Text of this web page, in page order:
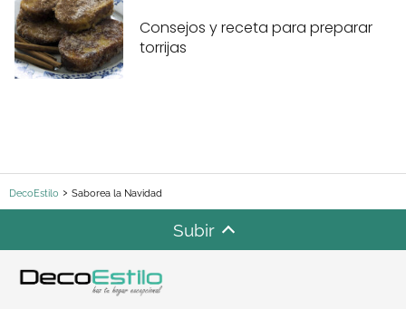
Consejos y receta para preparar
torrijas
DecoEstilo Saborea la Navidad
Subir